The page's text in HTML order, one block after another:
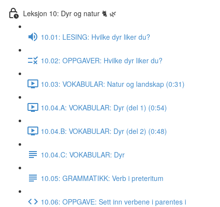
Leksjon 10: Dyr og natur 🐈 🌿
10.01: LESING: Hvilke dyr liker du?
10.02: OPPGAVER: Hvilke dyr liker du?
10.03: VOKABULAR: Natur og landskap (0:31)
10.04.A: VOKABULAR: Dyr (del 1) (0:54)
10.04.B: VOKABULAR: Dyr (del 2) (0:48)
10.04.C: VOKABULAR: Dyr
10.05: GRAMMATIKK: Verb i preteritum
10.06: OPPGAVE: Sett inn verbene i parentes i